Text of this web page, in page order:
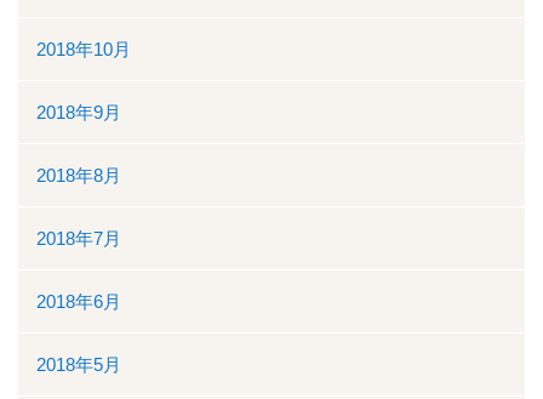
2018年10月
2018年9月
2018年8月
2018年7月
2018年6月
2018年5月